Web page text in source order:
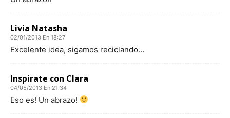
Livia Natasha
02/01/2013 En 18:27
Excelente idea, sigamos reciclando…
Inspirate con Clara
04/05/2013 En 21:34
Eso es! Un abrazo!